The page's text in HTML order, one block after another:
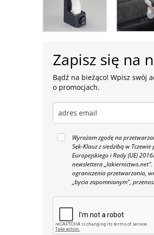
Zapisz się na
Bądź na bieżąco! Wpisz swój
o promocjach.
Wyrażam zgodę na
Sęk-Klauz z siedzibą w
Europejskiego i Rady (UE)
newslettera „lakiernictwo.net".
ograniczenia przetwarzania,
„bycia zapomnianym",